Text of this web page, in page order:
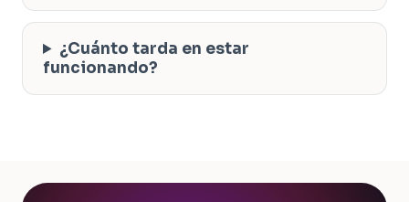
¿Cuánto tarda en estar
funcionando?